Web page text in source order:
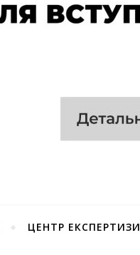
ЦЕНТР ЕКСПЕРТИЗИ